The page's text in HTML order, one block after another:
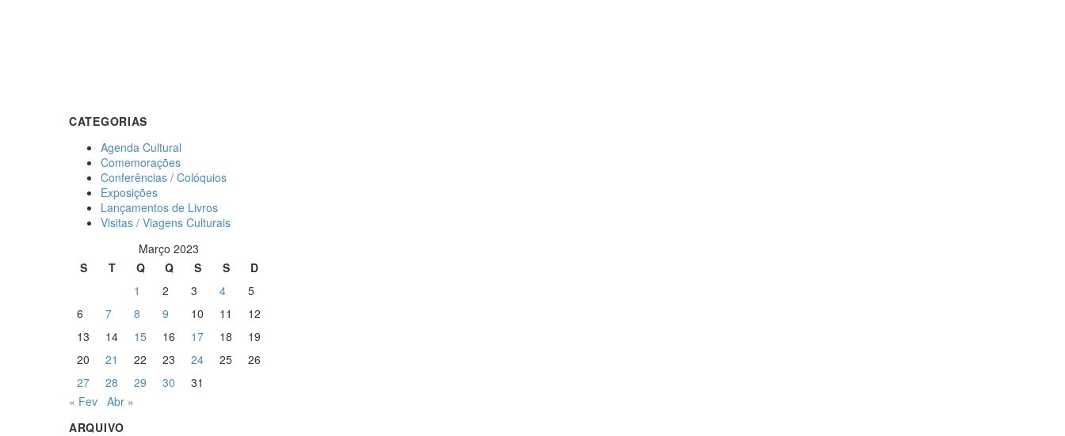
CATEGORIAS
Agenda Cultural
Comemorações
Conferências / Colóquios
Exposições
Lançamentos de Livros
Visitas / Viagens Culturais
Março 2023
S
T Q Q S S
D
1
2 3 4
5
6
7 8 9 10 11
12
13
14 15 16 17 18
19
20
21 22 23 24 25
26
27
28 29 30
31
« Fev Abr »
ARQUIVO